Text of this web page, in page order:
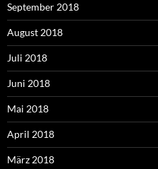
September 2018
August 2018
Juli 2018
Juni 2018
Mai 2018
April 2018
März 2018